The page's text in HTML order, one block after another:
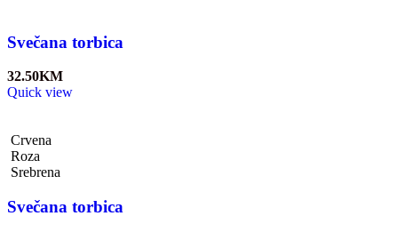
Svečana torbica
32.50KM
Quick view
Crvena
Roza
Srebrena
Svečana torbica